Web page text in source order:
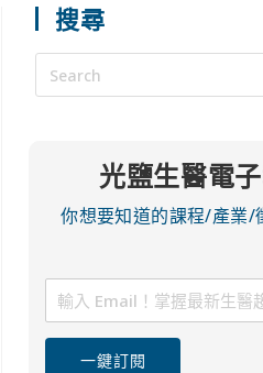
搜尋
光鹽生醫電
你想要知道的課程/產業/
一鍵訂閱